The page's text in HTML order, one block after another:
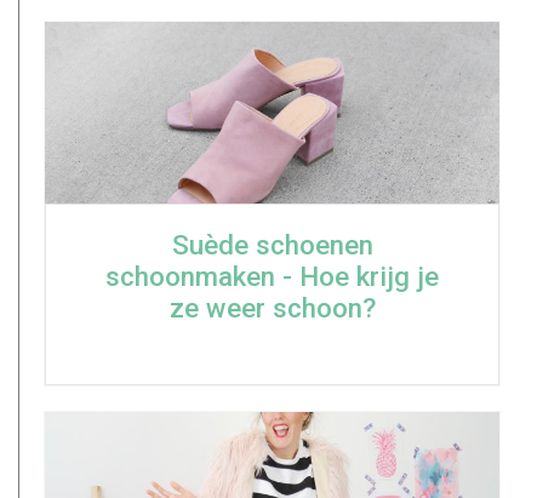
Suède schoenen
schoonmaken - Hoe krijg je
ze weer schoon?